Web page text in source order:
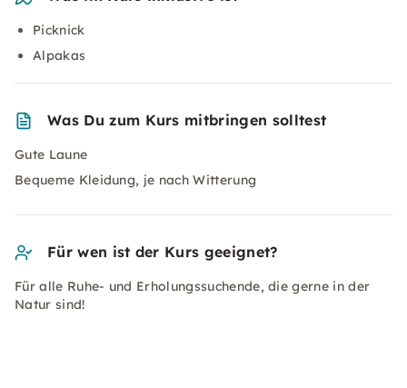
Picknick
Alpakas
Was Du zum Kurs mitbringen solltest
Gute Laune
Bequeme Kleidung, je nach Witterung
Für wen ist der Kurs geeignet?
Für alle Ruhe- und Erholungssuchende, die gerne in der
Natur sind!